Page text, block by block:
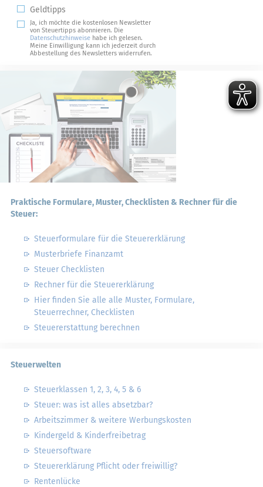
Geldtipps
Ja, ich möchte die kostenlosen Newsletter
von Steuertipps abonnieren. Die
Datenschutzhinweise habe ich gelesen.
Meine Einwilligung kann ich jederzeit durch
Abbestellung des Newsletters widerrufen.
Praktische Formulare, Muster, Checklisten & Rechner für die
Steuer:
Steuerformulare für die Steuererklärung
Musterbriefe Finanzamt
Steuer Checklisten
Rechner für die Steuererklärung
Hier finden Sie alle alle Muster, Formulare,
Steuerrechner, Checklisten
Steuererstattung berechnen
Steuerwelten
Steuerklassen 1, 2, 3, 4, 5 & 6
Steuer: was ist alles absetzbar?
Arbeitszimmer & weitere Werbungskosten
Kindergeld & Kinderfreibetrag
Steuersoftware
Steuererklärung Pflicht oder freiwillig?
Rentenlücke